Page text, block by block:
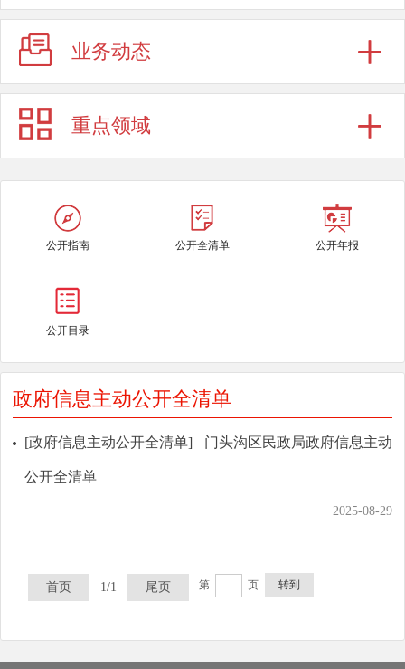
业务动态
重点领域
公开指南 公开全清单 公开年报
公开目录
政府信息主动公开全清单
[政府信息主动公开全清单] 门头沟区民政局政府信息主动
公开全清单
2025-08-29
首页 1/1 尾页 第 页 转到